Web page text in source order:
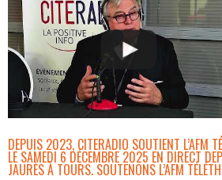
DEPUIS 2023, CITERADIO SOUTIENT L’AFM
LE SAMEDI 6 DÉCEMBRE 2025 EN DIRECT
JAURÈS À TOURS. SOUTENONS L’AFM